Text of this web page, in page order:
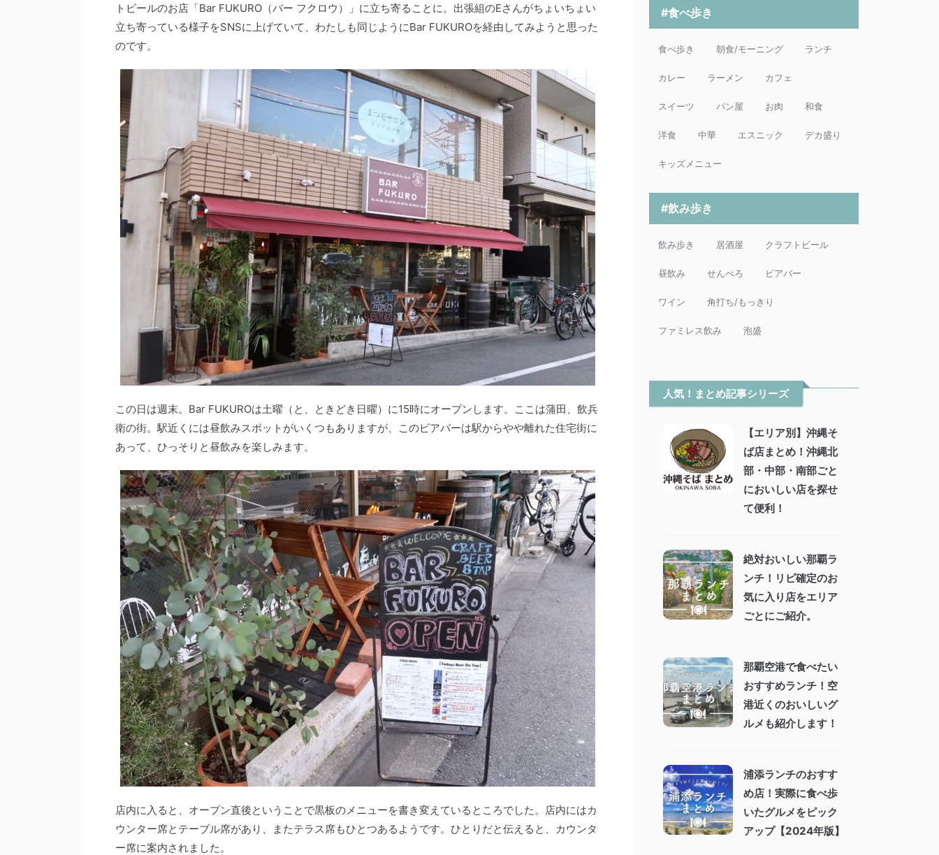
トビールのお店「Bar FUKURO（バー フクロウ）」に立ち寄ることに。出張組のEさんがちょいちょい
立ち寄っている様子をSNSに上げていて、わたしも同じようにBar FUKUROを経由してみようと思った
のです。
この日は週末。Bar FUKUROは土曜（と、ときどき日曜）に15時にオープンします。ここは蒲田、飲兵
衛の街。駅近くには昼飲みスポットがいくつもありますが、このビアバーは駅からやや離れた住宅街に
あって、ひっそりと昼飲みを楽しみます。
店内に入ると、オープン直後ということで黒板のメニューを書き変えているところでした。店内にはカ
ウンター席とテーブル席があり、またテラス席もひとつあるようです。ひとりだと伝えると、カウンタ
ー席に案内されました。
#食べ歩き
食べ歩き 朝食/モーニング ランチ
カレー ラーメン カフェ
スイーツ パン屋 お肉 和食
洋食 中華 エスニック デカ盛り
キッズメニュー
#飲み歩き
飲み歩き 居酒屋 クラフトビール
昼飲み せんべろ ビアバー
ワイン 角打ち/もっきり
ファミレス飲み 泡盛
人気！まとめ記事シリーズ
【エリア別】沖縄そ
ば店まとめ！沖縄北
部・中部・南部ごと
においしい店を探せ
て便利！
絶対おいしい那覇ラ
ンチ！リピ確定のお
気に入り店をエリア
ごとにご紹介。
那覇空港で食べたい
おすすめランチ！空
港近くのおいしいグ
ルメも紹介します！
浦添ランチのおすす
め店！実際に食べ歩
いたグルメをピック
アップ【2024年版】